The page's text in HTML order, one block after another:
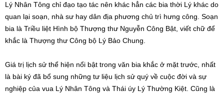
Lý Nhân Tông chỉ đạo tạo tác nên khác hẳn các bia thời Lý khác do
quan lại soạn, nhà sư hay dân địa phương chủ trì hưng công. Soạn
bia là Triều liệt Hình bộ Thượng thư Nguyễn Công Bật, viết chữ để
khắc là Thượng thư Công bộ Lý Bảo Chung.
Giá trị lịch sử thể hiện nổi bật trong văn bia khắc ở mặt trước, nhất
là bài ký đã bổ sung những tư liệu lịch sử quý về cuộc đời và sự
nghiệp của vua Lý Nhân Tông và Thái úy Lý Thường Kiệt. Cũng là